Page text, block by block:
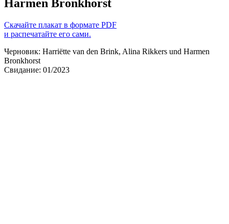
Harmen Bronkhorst
Скачайте плакат в формате PDF
и распечатайте его сами.
Черновик: Harriëtte van den Brink, Alina Rikkers und Harmen
Bronkhorst
Свидание: 01/2023